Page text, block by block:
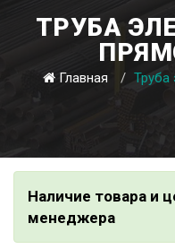
ТРУБА
Главная Труба
Наличие товара и
менеджера